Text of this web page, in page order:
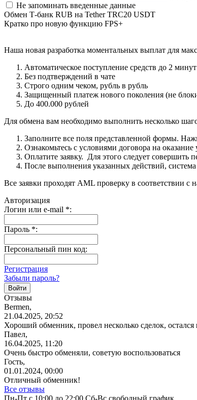
Не запоминать введенные данные
Обмен Т-банк RUB на Tether TRC20 USDT
Кратко про новую функцию FPS+
Наша новая разработка моментальных выплат для
Автоматическое поступление средств до 2 минут
Без подтверждений в чате
Строго одним чеком, рубль в рубль
Защищенный платеж нового поколения (не
Дo 400.000 рублей
Для обмена вам необходимо выполнить несколько
Заполните все поля представленной формы.
Ознакомьтесь с условиями договора на
Оплатите заявку. Для этого следует
После выполнения указанных действий, система
Все заявки проходят AML проверку в соответствии с
Авторизация
Логин или e-mail *:
Пароль *:
Персональный пин код:
Регистрация
Забыли пароль?
Отзывы
Bermen,
21.04.2025, 20:52
Хороший обменник, провел несколько сделок,
Павел,
16.04.2025, 11:20
Очень быстро обменяли, советую воспользоваться
Гость,
01.01.2024, 00:00
Отличный обменник!
Все отзывы
Пн-Пт с 10:00 до 22:00 Сб-Вс свободный график